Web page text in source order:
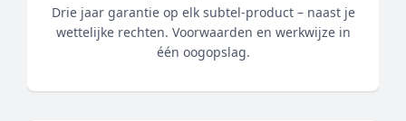
Drie jaar garantie op elk subtel-product – naast je
wettelijke rechten. Voorwaarden en werkwijze in
één oogopslag.